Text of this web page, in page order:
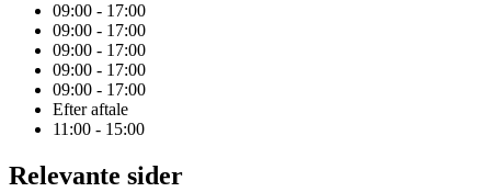
09:00 - 17:00
09:00 - 17:00
09:00 - 17:00
09:00 - 17:00
09:00 - 17:00
Efter aftale
11:00 - 15:00
Relevante sider